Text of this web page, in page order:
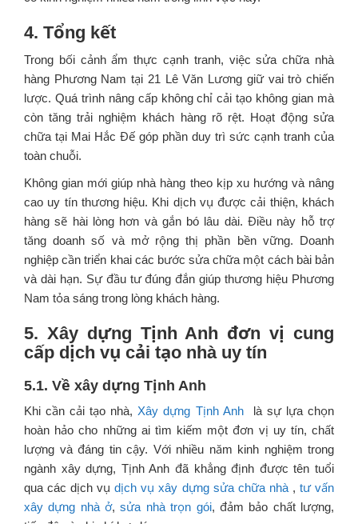
4. Tổng kết
Trong bối cảnh ẩm thực cạnh tranh, việc sửa chữa nhà
hàng Phương Nam tại 21 Lê Văn Lương giữ vai trò chiến
lược. Quá trình nâng cấp không chỉ cải tạo không gian mà
còn tăng trải nghiệm khách hàng rõ rệt. Hoạt động sửa
chữa tại Mai Hắc Đế góp phần duy trì sức cạnh tranh của
toàn chuỗi.
Không gian mới giúp nhà hàng theo kịp xu hướng và nâng
cao uy tín thương hiệu. Khi dịch vụ được cải thiện, khách
hàng sẽ hài lòng hơn và gắn bó lâu dài. Điều này hỗ trợ
tăng doanh số và mở rộng thị phần bền vững. Doanh
nghiệp cần triển khai các bước sửa chữa một cách bài bản
và dài hạn. Sự đầu tư đúng đắn giúp thương hiệu Phương
Nam tỏa sáng trong lòng khách hàng.
5. Xây dựng Tịnh Anh đơn vị cung
cấp dịch vụ cải tạo nhà uy tín
5.1. Về xây dựng Tịnh Anh
Khi cần cải tạo nhà, Xây dựng Tịnh Anh
là sự lựa chọn
hoàn hảo cho những ai tìm kiếm một đơn vị uy tín, chất
lượng và đáng tin cậy. Với nhiều năm kinh nghiệm trong
ngành xây dựng, Tịnh Anh đã khẳng định được tên tuổi
qua các dịch vụdịch vụ xây dựng sửa chữa nhà, tư vấn
xây dựng nhà ở,sửa nhà trọn gói, đảm bảo chất lượng,